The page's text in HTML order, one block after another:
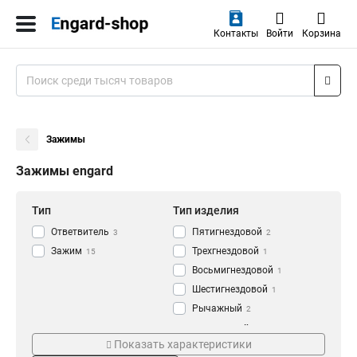
Контакты Войти Корзина
Зажимы
Зажимы engard
Тип
Ответвитель 3
Зажим 15
Тип изделия
Пятигнездовой 2
Трехгнездовой 1
Восьмигнездовой 1
Шестигнездовой 1
Рычажный 2
Четырехгнездовой
Прокалывающий
1пакет/50шт 18
Номинальный ток
15A 1
Показать характеристики